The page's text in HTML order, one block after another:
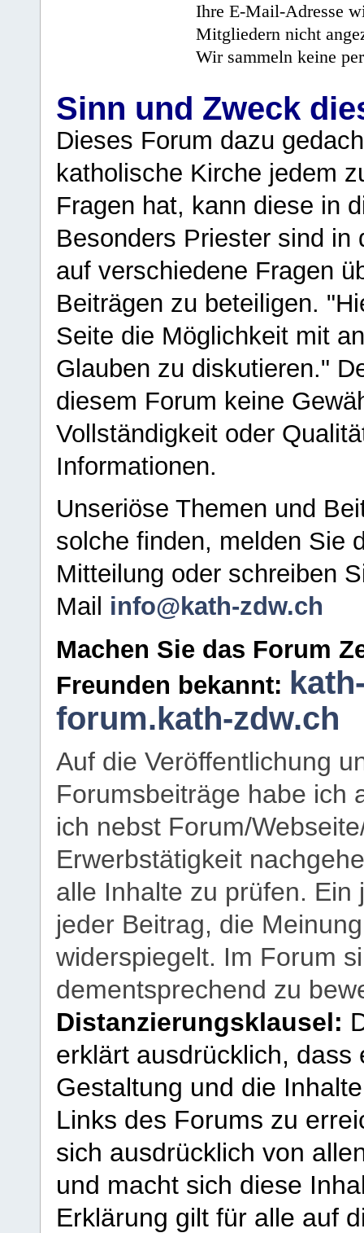
Ihre E-Mail-Adresse
Mitgliedern nicht
Wir sammeln keine
Sinn und Zweck
Dieses Forum dazu
katholische Kirche jedem
Fragen hat, kann diese in
Besonders Priester sind in
auf verschiedene Fragen
Beiträgen zu beteiligen.
Seite die Möglichkeit mit
Glauben zu diskutieren."
diesem Forum keine
Vollständigkeit oder
Informationen.
Unseriöse Themen und
solche finden, melden Sie
Mitteilung oder schreiben
Mail info@kath-zdw.ch
Machen Sie das Forum
Freunden bekannt:
forum.kath-zdw.ch
Auf die Veröffentlichung
Forumsbeiträge habe ich
ich nebst Forum/
Erwerbstätigkeit
alle Inhalte zu prüfen.
jeder Beitrag, die
widerspiegelt. Im Forum
dementsprechend zu
Distanzierungsklausel:
erklärt ausdrücklich,
Gestaltung und die
Links des Forums zu
sich ausdrücklich von
und macht sich diese
Erklärung gilt für alle auf